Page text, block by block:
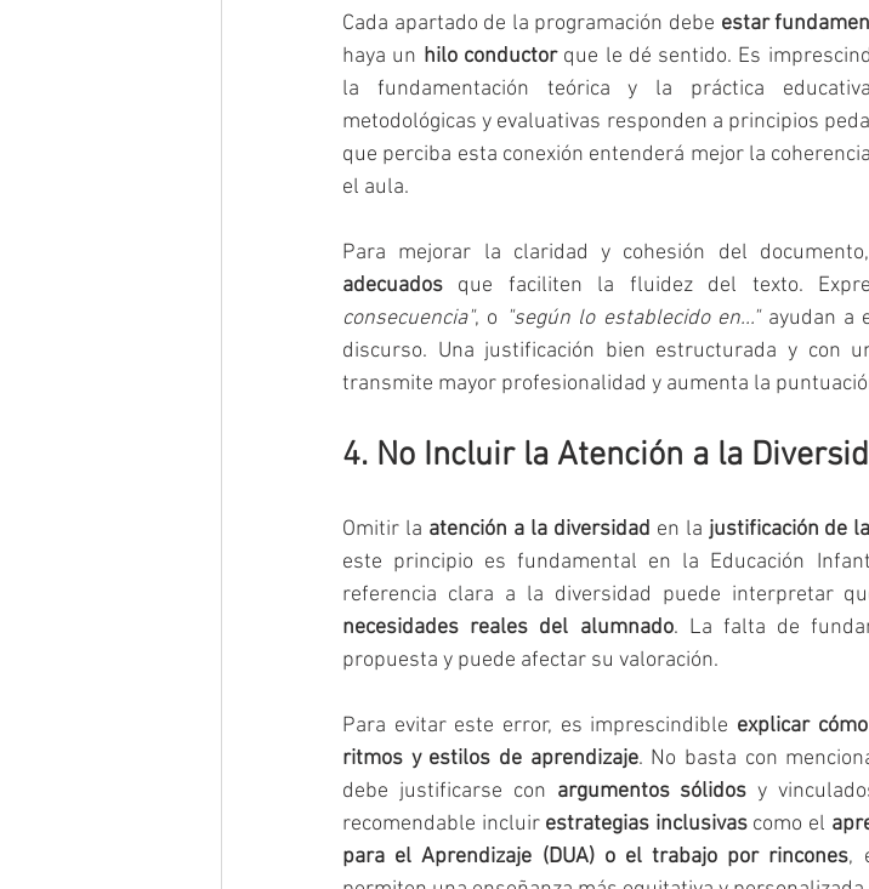
Cada apartado de la programación debe estar
haya un hilo conductor que le dé sentido. Es
la fundamentación teórica y la práctica
metodológicas y evaluativas responden a principios
que perciba esta conexión entenderá mejor la
el aula.
Para mejorar la claridad y cohesión del
adecuados que faciliten la fluidez del texto.
consecuencia", o "según lo establecido en..." ayudan a
discurso. Una justificación bien estructurada y con
transmite mayor profesionalidad y aumenta la
4. No Incluir la Atención a la
Omitir la atención a la diversidad en la justificación de
este principio es fundamental en la Educación
necesidades reales del alumnado. La falta de
propuesta y puede afectar su valoración.
Para evitar este error, es imprescindible explicar
ritmos y estilos de aprendizaje. No basta con
debe justificarse con argumentos sólidos y
recomendable incluir estrategias inclusivas como el
para el Aprendizaje (DUA) o el trabajo por rincones,